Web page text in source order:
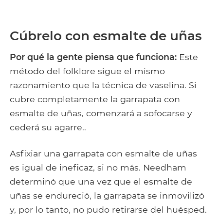
Cúbrelo con esmalte de uñas
Por qué la gente piensa que funciona: Este
método del folklore sigue el mismo
razonamiento que la técnica de vaselina. Si
cubre completamente la garrapata con
esmalte de uñas, comenzará a sofocarse y
cederá su agarre..
Asfixiar una garrapata con esmalte de uñas
es igual de ineficaz, si no más. Needham
determinó que una vez que el esmalte de
uñas se endureció, la garrapata se inmovilizó
y, por lo tanto, no pudo retirarse del huésped.